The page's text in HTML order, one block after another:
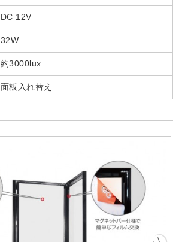
DC 12V
32W
約3000lux
面板入れ替え